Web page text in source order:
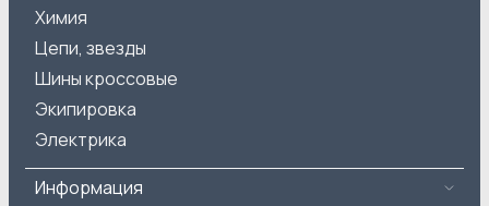
Химия
Цепи, звезды
Шины кроссовые
Экипировка
Электрика
Информация